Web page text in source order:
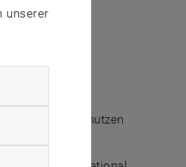
Sie eventuell nutzen
unserer